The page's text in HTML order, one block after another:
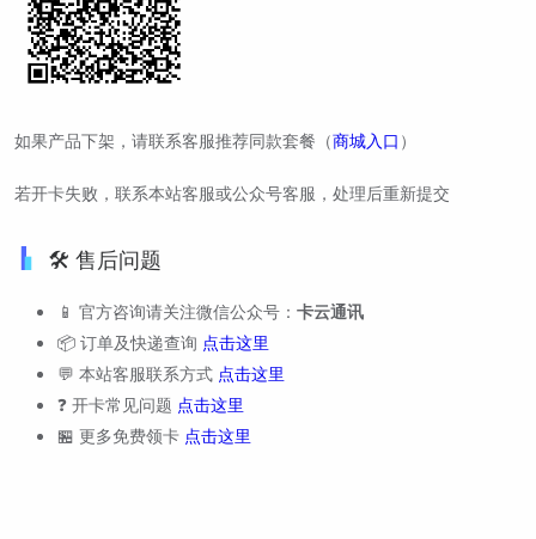
如果产品下架，请联系客服推荐同款套餐（商城入口 ）
若开卡失败，联系本站客服或公众号客服，处理后重新提交
🛠️ 售后问题
📱 官方咨询请关注微信公众号： 卡云通讯
📦 订单及快递查询 点击这里
💬 本站客服联系方式 点击这里
❓ 开卡常见问题 点击这里
🏪 更多免费领卡 点击这里